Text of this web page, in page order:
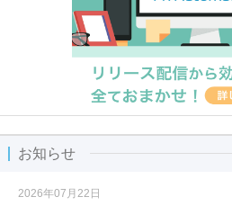
お知らせ
2026年07月22日